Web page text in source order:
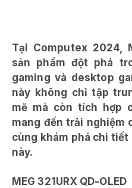
Tại Computex 2024,
sản phẩm đột phá
gaming và desktop
này không chỉ tập
mẽ mà còn tích hợp
mang đến trải nghiệm
cùng khám phá chi
này.
MEG 321URX QD-OLED